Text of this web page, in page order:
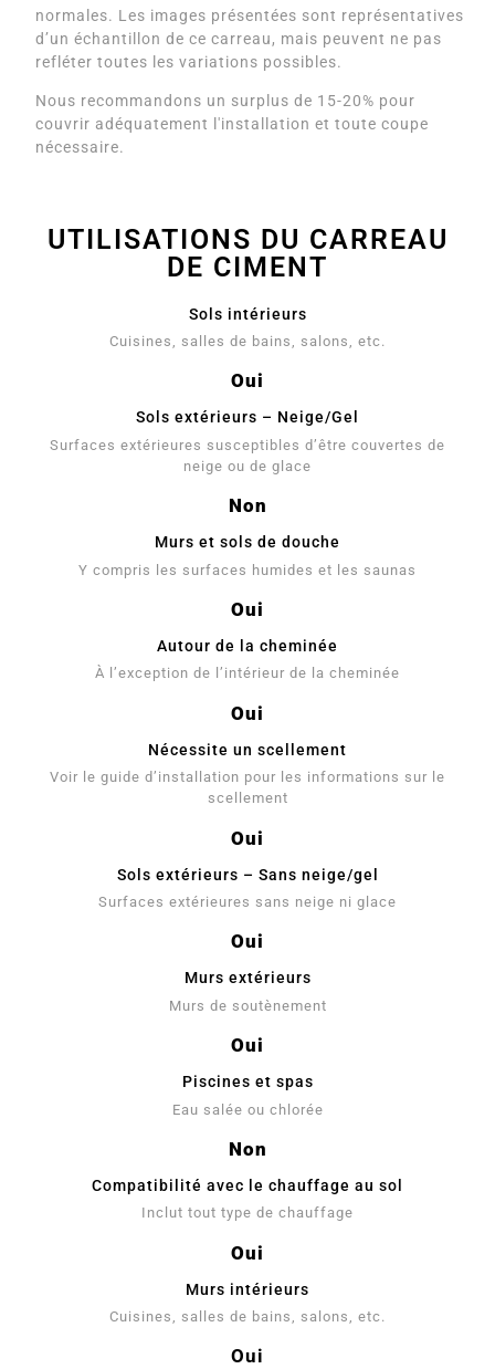
normales. Les images présentées sont représentatives
d’un échantillon de ce carreau, mais peuvent ne pas
refléter toutes les variations possibles.
Nous recommandons un surplus de 15-20% pour
couvrir adéquatement l'installation et toute coupe
nécessaire.
UTILISATIONS DU CARREAU
DE CIMENT
Sols intérieurs
Cuisines, salles de bains, salons, etc.
Oui
Sols extérieurs – Neige/Gel
Surfaces extérieures susceptibles d’être couvertes de
neige ou de glace
Non
Murs et sols de douche
Y compris les surfaces humides et les saunas
Oui
Autour de la cheminée
À l’exception de l’intérieur de la cheminée
Oui
Nécessite un scellement
Voir le guide d’installation pour les informations sur le
scellement
Oui
Sols extérieurs – Sans neige/gel
Surfaces extérieures sans neige ni glace
Oui
Murs extérieurs
Murs de soutènement
Oui
Piscines et spas
Eau salée ou chlorée
Non
Compatibilité avec le chauffage au sol
Inclut tout type de chauffage
Oui
Murs intérieurs
Cuisines, salles de bains, salons, etc.
Oui